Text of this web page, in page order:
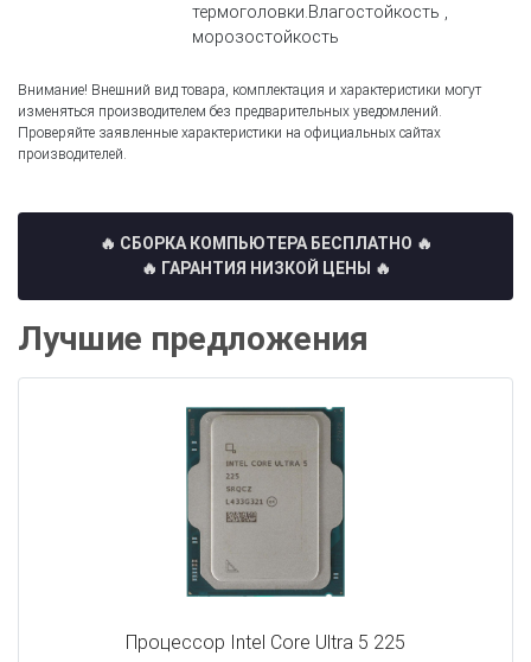
термоголовки.Влагостойкость ,
морозостойкость
Внимание! Внешний вид товара, комплектация и характеристики могут
изменяться производителем без предварительных уведомлений.
Проверяйте заявленные характеристики на официальных сайтах
производителей.
🔥 СБОРКА КОМПЬЮТЕРА БЕСПЛАТНО 🔥
🔥 ГАРАНТИЯ НИЗКОЙ ЦЕНЫ 🔥
Лучшие предложения
Процессор Intel Core Ultra 5 225